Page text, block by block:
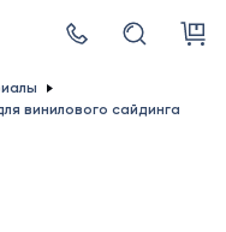
винилового сайдинга